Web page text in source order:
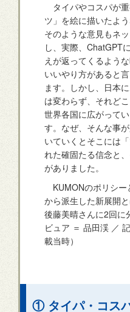
タイパやコスパが
ツ」を絵に描いたよ
そのような意見もネ
し、実際、ChatGPT
えが返ってくるよう
いいやり方があると
ます。しかし、日本
は変わらず、それど
世界各国に広がって
す。なぜ、そんな事
いていくとそこには
れた確固たる信念と
がありました。
KUMONのポリシー
から派生した新展開
後藤美晴さんに2回に
ビュア ＝ 品田渓 ／
載当時）
① タイパ・コス